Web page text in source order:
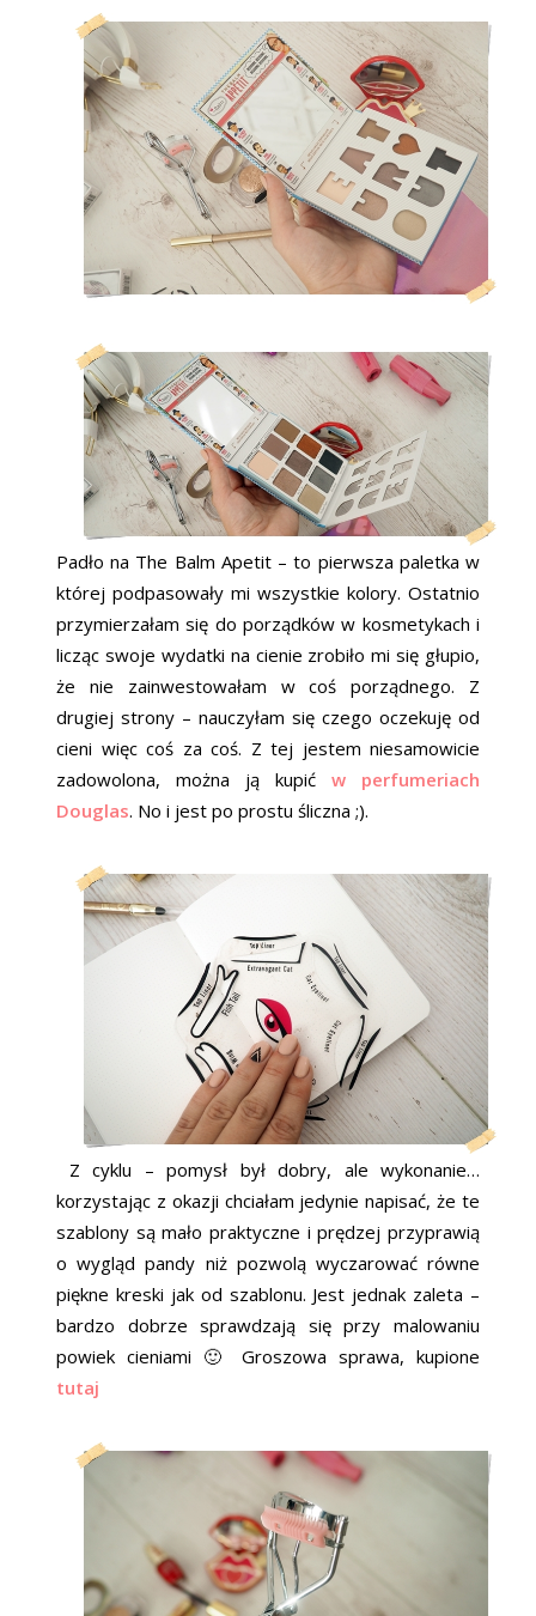
Padło na The Balm Apetit – to pierwsza paletka w
której podpasowały mi wszystkie kolory. Ostatnio
przymierzałam się do porządków w kosmetykach i
licząc swoje wydatki na cienie zrobiło mi się głupio,
że nie zainwestowałam w coś porządnego. Z
drugiej strony – nauczyłam się czego oczekuję od
cieni więc coś za coś. Z tej jestem niesamowicie
zadowolona, można ją kupić w perfumeriach
Douglas. No i jest po prostu śliczna ;).
Z cyklu – pomysł był dobry, ale wykonanie…
korzystając z okazji chciałam jedynie napisać, że te
szablony są mało praktyczne i prędzej przyprawią
o wygląd pandy niż pozwolą wyczarować równe
piękne kreski jak od szablonu. Jest jednak zaleta –
bardzo dobrze sprawdzają się przy malowaniu
powiek cieniami 🙂 Groszowa sprawa, kupione
tutaj